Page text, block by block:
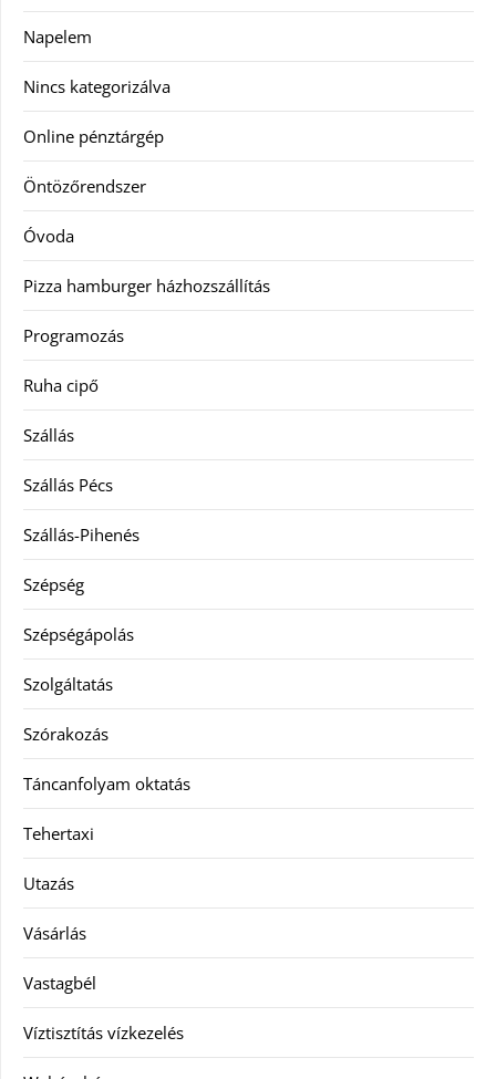
Napelem
Nincs kategorizálva
Online pénztárgép
Öntözőrendszer
Óvoda
Pizza hamburger házhozszállítás
Programozás
Ruha cipő
Szállás
Szállás Pécs
Szállás-Pihenés
Szépség
Szépségápolás
Szolgáltatás
Szórakozás
Táncanfolyam oktatás
Tehertaxi
Utazás
Vásárlás
Vastagbél
Víztisztítás vízkezelés